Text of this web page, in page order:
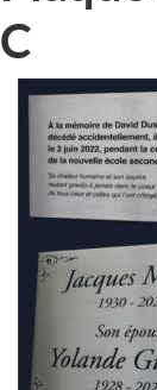
C